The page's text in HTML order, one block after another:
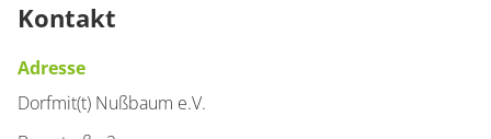
Kontakt
Adresse
Dorfmit(t) Nußbaum e.V.